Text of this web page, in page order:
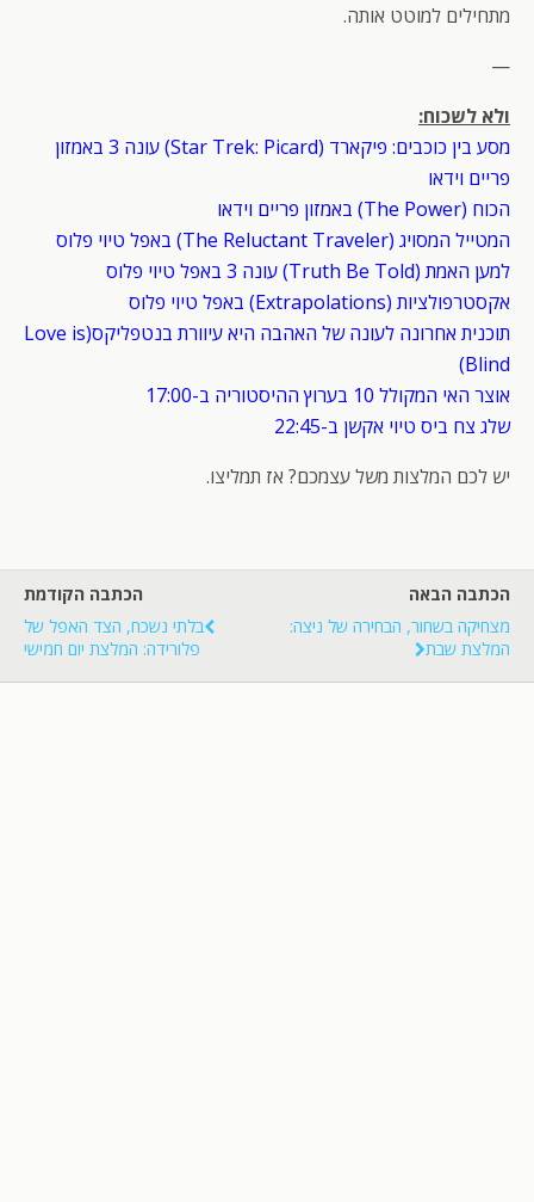
מתחילים למוטט אותה.
—
ולא לשכוח:
מסע בין כוכבים: פיקארד (Star Trek: Picard) עונה 3 באמזון
פריים וידאו
הכוח (The Power) באמזון פריים וידאו
המטייל המסויג (The Reluctant Traveler) באפל טיוי פלוס
למען האמת (Truth Be Told) עונה 3 באפל טיוי פלוס
אקסטרפולציות (Extrapolations) באפל טיוי פלוס
תוכנית אחרונה לעונה של האהבה היא עיוורת בנטפליקס(Love is
Blind)
אוצר האי המקולל 10 בערוץ ההיסטוריה ב-17:00
שלג צח ביס טיוי אקשן ב-22:45
יש לכם המלצות משל עצמכם? אז תמליצו.
הכתבה הקודמת
בלתי נשכח, הצד האפל של
פלורידה: המלצת יום חמישי
הכתבה הבאה
מצחיקה בשחור, הבחירה של ניצה:
המלצת שבת